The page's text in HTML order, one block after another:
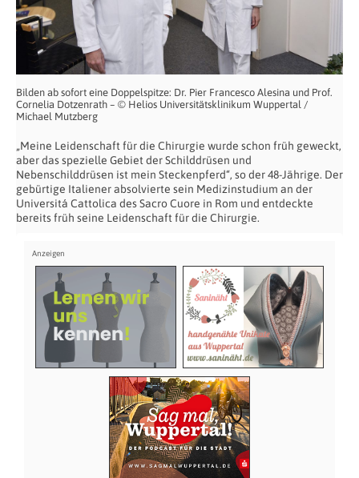
Bilden ab sofort eine Doppelspitze: Dr. Pier Francesco Alesina und Prof.
Cornelia Dotzenrath – © Helios Universitätsklinikum Wuppertal /
Michael Mutzberg
„Meine Leidenschaft für die Chirurgie wurde schon früh geweckt,
aber das spezielle Gebiet der Schilddrüsen und
Nebenschilddrüsen ist mein Steckenpferd“, so der 48-Jährige. Der
gebürtige Italiener absolvierte sein Medizinstudium an der
Universitá Cattolica des Sacro Cuore in Rom und entdeckte
bereits früh seine Leidenschaft für die Chirurgie.